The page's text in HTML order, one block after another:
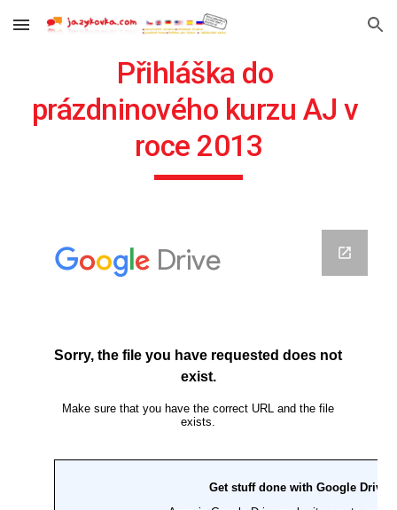
Skip to main content Skip to navigation
Přihláška do
prázdninového kurzu AJ v
roce 2013